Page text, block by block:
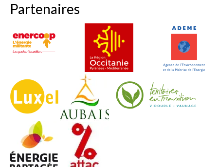
Partenaires